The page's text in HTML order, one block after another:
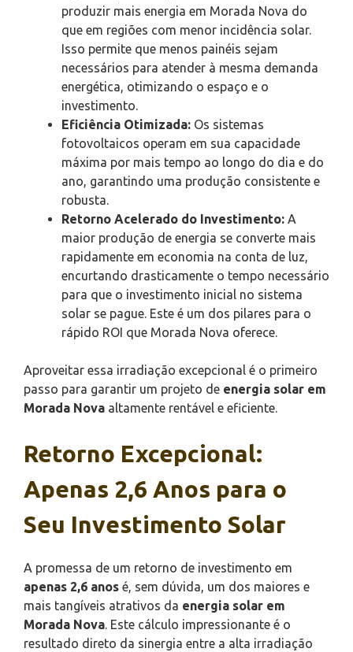
produzir mais energia em Morada Nova do
que em regiões com menor incidência solar.
Isso permite que menos painéis sejam
necessários para atender à mesma demanda
energética, otimizando o espaço e o
investimento.
Eficiência Otimizada: Os sistemas
fotovoltaicos operam em sua capacidade
máxima por mais tempo ao longo do dia e do
ano, garantindo uma produção consistente e
robusta.
Retorno Acelerado do Investimento: A
maior produção de energia se converte mais
rapidamente em economia na conta de luz,
encurtando drasticamente o tempo necessário
para que o investimento inicial no sistema
solar se pague. Este é um dos pilares para o
rápido ROI que Morada Nova oferece.
Aproveitar essa irradiação excepcional é o primeiro
passo para garantir um projeto de energia solar em
Morada Nova altamente rentável e eficiente.
Retorno Excepcional:
Apenas 2,6 Anos para o
Seu Investimento Solar
A promessa de um retorno de investimento em
apenas 2,6 anos é, sem dúvida, um dos maiores e
mais tangíveis atrativos da energia solar em
Morada Nova . Este cálculo impressionante é o
resultado direto da sinergia entre a alta irradiação